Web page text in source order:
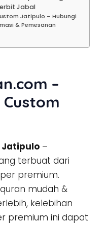
Jabal
Jatipulo – Hubungi
& Pemesanan
–
Jatipulo –
terbuat dari
premium.
mudah &
kelebihan
premium ini dapat